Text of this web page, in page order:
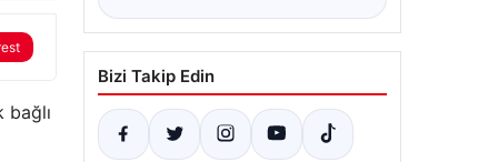
bağlı
Bizi Takip Edin